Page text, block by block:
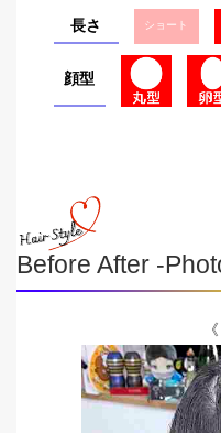
長さ ショート
顔型
Before After -